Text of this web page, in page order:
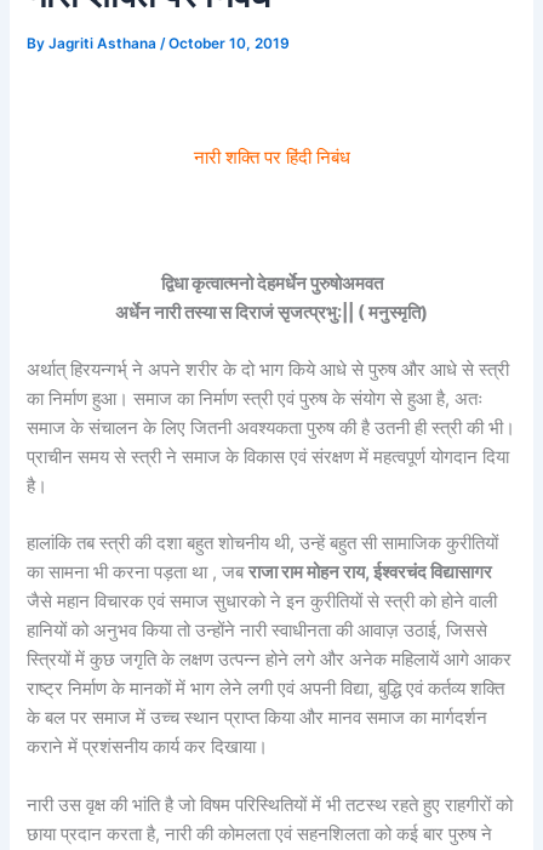
ByJagriti Asthana/October 10, 2019
नारी शक्ति पर हिंदी निबंध
द्विधा कृत्वात्मनो देहमर्धेन पुरुषोअमवत
अर्धेन नारी तस्या स दिराजं सृजत्प्रभु:|| ( मनुस्मृति)
अर्थात् हिरयन्गर्भ् ने अपने शरीर के दो भाग किये आधे से पुरुष और आधे से स्त्री
का निर्माण हुआ। समाज का निर्माण स्त्री एवं पुरुष के संयोग से हुआ है, अतः
समाज के संचालन के लिए जितनी अवश्यकता पुरुष की है उतनी ही स्त्री की भी।
प्राचीन समय से स्त्री ने समाज के विकास एवं संरक्षण में महत्वपूर्ण योगदान दिया
है।
हालांकि तब स्त्री की दशा बहुत शोचनीय थी, उन्हें बहुत सी सामाजिक कुरीतियों
का सामना भी करना पड़ता था , जबराजा राम मोहन राय, ईश्वरचंद विद्यासागर
जैसे महान विचारक एवं समाज सुधारको ने इन कुरीतियों से स्त्री को होने वाली
हानियों को अनुभव किया तो उन्होंने नारी स्वाधीनता की आवाज़ उठाई, जिससे
स्त्रियों में कुछ जगृति के लक्षण उत्पन्न होने लगे और अनेक महिलायें आगे आकर
राष्ट्र निर्माण के मानकों में भाग लेने लगी एवं अपनी विद्या, बुद्धि एवं कर्तव्य शक्ति
के बल पर समाज में उच्च स्थान प्राप्त किया और मानव समाज का मार्गदर्शन
कराने में प्रशंसनीय कार्य कर दिखाया।
नारी उस वृक्ष की भांति है जो विषम परिस्थितियों में भी तटस्थ रहते हुए राहगीरों को
छाया प्रदान करता है, नारी की कोमलता एवं सहनशिलता को कई बार पुरुष ने